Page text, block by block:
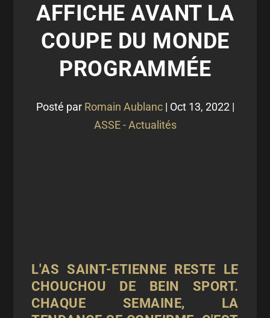
AFFICHE AVANT LA
COUPE DU MONDE
PROGRAMMÉE
Posté par Romain Aublanc| Oct 13, 2022|
ASSE - Actualités
L'AS SAINT-ETIENNE RESTE LE
CHOUCHOU DE BEIN SPORT.
CHAQUE SEMAINE, LA